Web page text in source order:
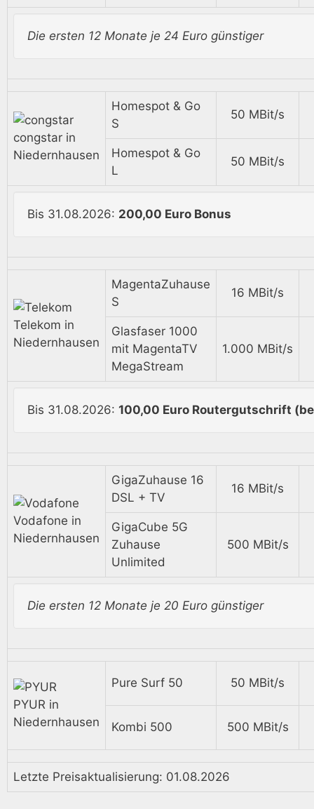
Die ersten 12 Monate je 24 Euro günstiger
congstar in
Niedernhausen
Homespot & Go
S
50 MBit/s
Homespot & Go
L
50 MBit/s
Bis 31.08.2026: 200,00 Euro Bonus
Telekom in
Niedernhausen
MagentaZuhause
S
16 MBit/s
Glasfaser 1000
mit MagentaTV
MegaStream
1.000 MBit/s
Bis 31.08.2026: 100,00 Euro Routergutschrift
Vodafone in
Niedernhausen
GigaZuhause 16
DSL + TV
16 MBit/s
GigaCube 5G
Zuhause
Unlimited
500 MBit/s
Die ersten 12 Monate je 20 Euro günstiger
PYUR in
Niedernhausen
Pure Surf 50 50 MBit/s
Kombi 500 500 MBit/s
Letzte Preisaktualisierung: 01.08.2026